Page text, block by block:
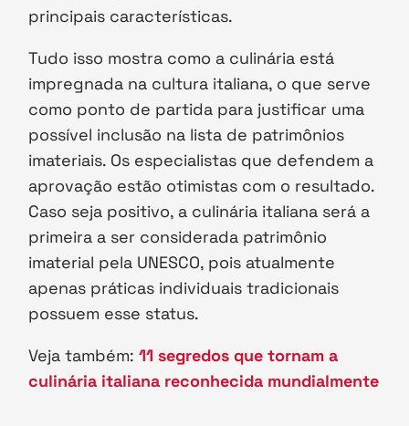
principais características.
Tudo isso mostra como a culinária está
impregnada na cultura italiana, o que serve
como ponto de partida para justificar uma
possível inclusão na lista de patrimônios
imateriais. Os especialistas que defendem a
aprovação estão otimistas com o resultado.
Caso seja positivo, a culinária italiana será a
primeira a ser considerada patrimônio
imaterial pela UNESCO, pois atualmente
apenas práticas individuais tradicionais
possuem esse status.
Veja também:11 segredos que tornam a
culinária italiana reconhecida mundialmente